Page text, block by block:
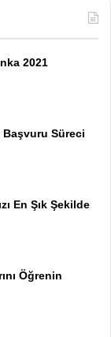
2021
Başvuru Süreci
En Şık Şekilde
Öğrenin